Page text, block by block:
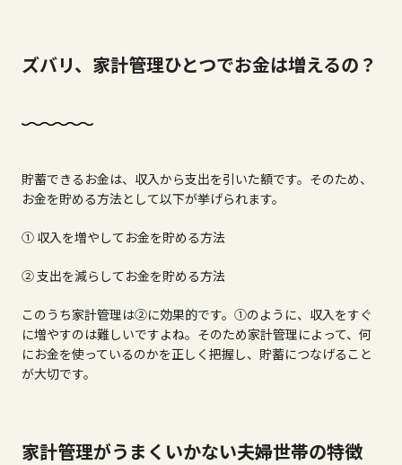
ズバリ、家計管理ひとつでお金は増えるの？
貯蓄できるお金は、収入から支出を引いた額です。そのため、
お金を貯める方法として以下が挙げられます。
① 収入を増やしてお金を貯める方法
② 支出を減らしてお金を貯める方法
このうち家計管理は②に効果的です。①のように、収入をすぐ
に増やすのは難しいですよね。そのため家計管理によって、何
にお金を使っているのかを正しく把握し、貯蓄につなげること
が大切です。
家計管理がうまくいかない夫婦世帯の特徴